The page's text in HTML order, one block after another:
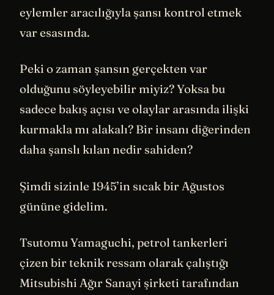
eylemler aracılığıyla şansı kontrol etmek
var esasında.
Peki o zaman şansın gerçekten var
olduğunu söyleyebilir miyiz? Yoksa bu
sadece bakış açısı ve olaylar arasında ilişki
kurmakla mı alakalı? Bir insanı diğerinden
daha şanslı kılan nedir sahiden?
Şimdi sizinle 1945’in sıcak bir Ağustos
gününe gidelim.
Tsutomu Yamaguchi, petrol tankerleri
çizen bir teknik ressam olarak çalıştığı
Mitsubishi Ağır Sanayi şirketi tarafından